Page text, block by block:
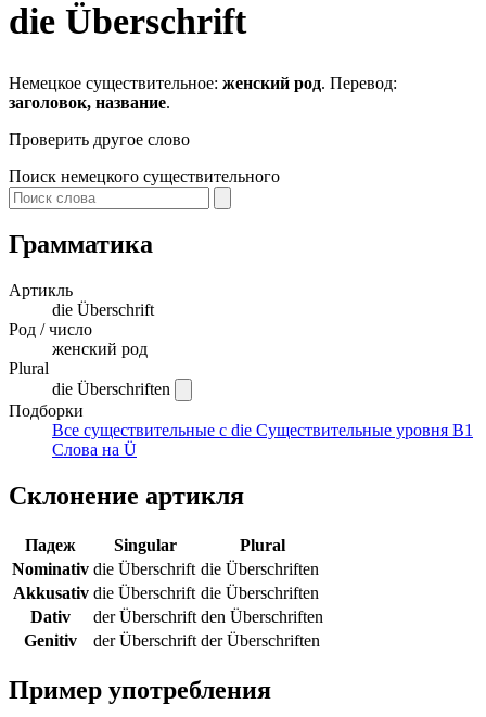
die Überschrift
Немецкое существительное: женский род. Перевод:
заголовок, название.
Проверить другое слово
Поиск немецкого существительного
Грамматика
Артикль
die Überschrift
Род / число
женский род
Plural
die Überschriften
Подборки
Все существительные с die Существительные уровня B1
Слова на Ü
Склонение артикля
Падеж Singular
Plural
Nominativ die Überschrift die Überschriften
Akkusativ die Überschrift die Überschriften
Dativ
der Überschrift den Überschriften
Genitiv
der Überschrift der Überschriften
Пример употребления